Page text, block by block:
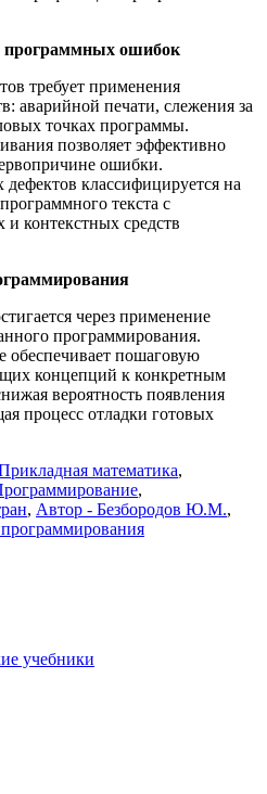
программных ошибок
требует применения
аварийной печати, слежения за
точках программы.
позволяет эффективно
ошибки.
классифицируется на
текста с
контекстных средств
через применение
программирования.
обеспечивает пошаговую
концепций к конкретным
вероятность появления
процесс отладки готовых
математика,
,
, Автор - Безбородов Ю.М.,